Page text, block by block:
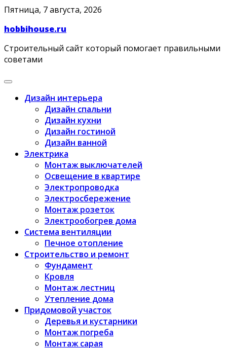
Skip
content
Пятница, 7 августа, 2026
hobbihouse.ru
Строительный сайт который помогает правильными
советами
Дизайн интерьера
Дизайн спальни
Дизайн кухни
Дизайн гостиной
Дизайн ванной
Электрика
Монтаж выключателей
Освещение в квартире
Электропроводка
Электросбережение
Монтаж розеток
Электрообогрев дома
Система вентиляции
Печное отопление
Строительство и ремонт
Фундамент
Кровля
Монтаж лестниц
Утепление дома
Придомовой участок
Деревья и кустарники
Монтаж погреба
Монтаж сарая